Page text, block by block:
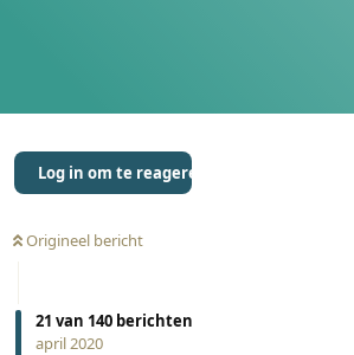
Log in om te reageren
Origineel bericht
21 van 140 berichten
april 2020